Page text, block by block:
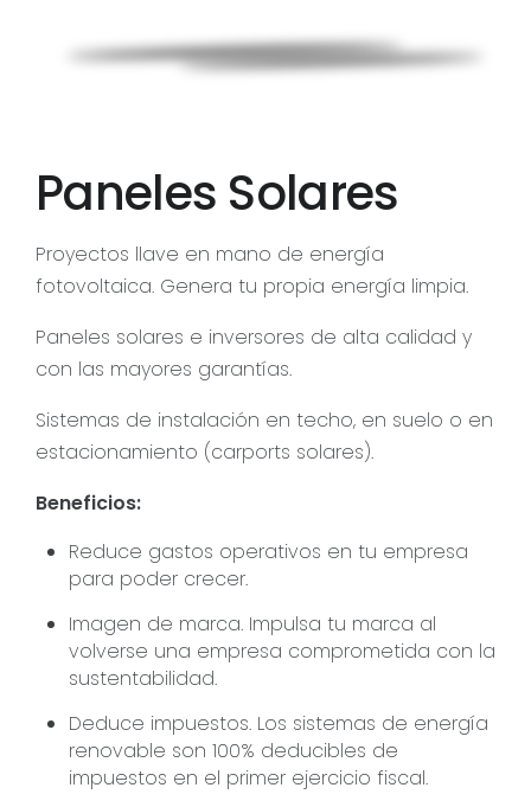
Paneles Solares
Proyectos llave en mano de energía
fotovoltaica. Genera tu propia energía limpia.
Paneles solares e inversores de alta calidad y
con las mayores garantías.
Sistemas de instalación en techo, en suelo o en
estacionamiento (carports solares).
Beneficios:
Reduce gastos operativos en tu empresa
para poder crecer.
Imagen de marca. Impulsa tu marca al
volverse una empresa comprometida con la
sustentabilidad.
Deduce impuestos. Los sistemas de energía
renovable son 100% deducibles de
impuestos en el primer ejercicio fiscal.